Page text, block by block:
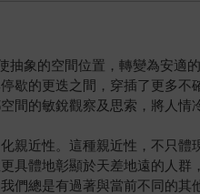
抽象的空間位置，轉變為安適
歇的更迭之間，穿插了更多不
間的敏銳觀察及思索，將人情
親近性。這種親近性，不只體
具體地彰顯於天差地遠的人群
們總是有過著與當前不同的其